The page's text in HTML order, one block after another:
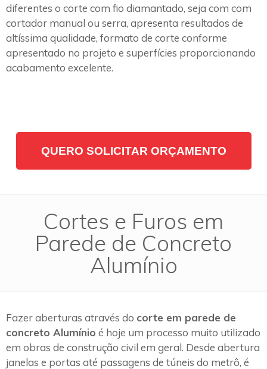
diferentes o corte com fio diamantado, seja com com
cortador manual ou serra, apresenta resultados de
altíssima qualidade, formato de corte conforme
apresentado no projeto e superfícies proporcionando
acabamento excelente.
QUERO SOLICITAR ORÇAMENTO
Cortes e Furos em
Parede de Concreto
Alumínio
Fazer aberturas através do corte em parede de
concreto Alumínio é hoje um processo muito utilizado
em obras de construção civil em geral. Desde abertura
janelas e portas até passagens de túneis do metrô, é